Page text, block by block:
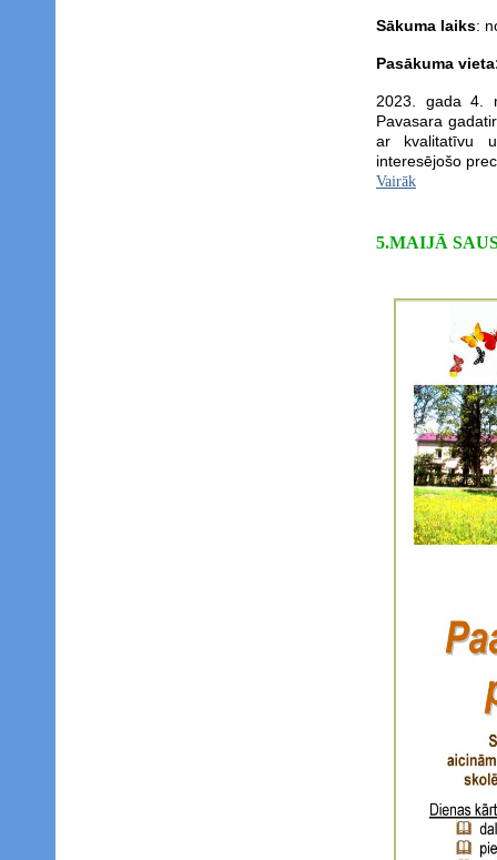
Sākuma laiks:
Pasākuma
2023. gada 4.
Pavasara
ar kvalitatīvu
interesējošo
Vairāk
5.MAIJĀ